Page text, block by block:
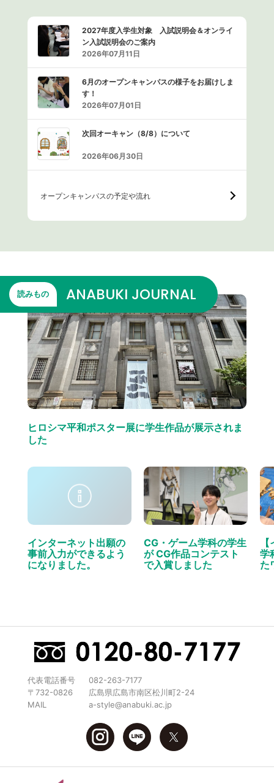
2027年度入学生対象 入試説明会＆オンライ
ン入試説明会のご案内
2026年07月11日
6月のオープンキャンパスの様子をお届けしま
す！
2026年07月01日
次回オーキャン（8/8）について
2026年06月30日
オープンキャンパスの予定や流れ
読みもの ANABUKI JOURNAL
ヒロシマ平和ポスター展に学生作品が展示されま
した
インターネット出願の
事前入力ができるよう
になりました。
CG・ゲーム学科の学生
が CG作品コンテスト
で入賞しました
学
た
代表電話番号
082-263-7177
〒732-0826
広島県広島市南区松川町2-24
MAIL
a-style@anabuki.ac.jp